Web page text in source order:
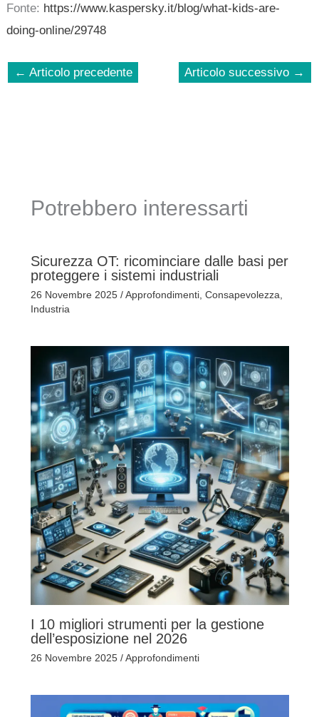
Fonte: https://www.kaspersky.it/blog/what-kids-are-
doing-online/29748
← Articolo precedente Articolo successivo →
Potrebbero interessarti
Sicurezza OT: ricominciare dalle basi per
proteggere i sistemi industriali
26 Novembre 2025 /Approfondimenti, Consapevolezza,
Industria
I 10 migliori strumenti per la gestione
dell’esposizione nel 2026
26 Novembre 2025 /Approfondimenti